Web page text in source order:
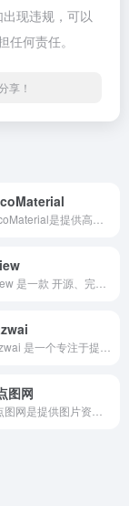
现违规，可以
何责任。
享！
图网